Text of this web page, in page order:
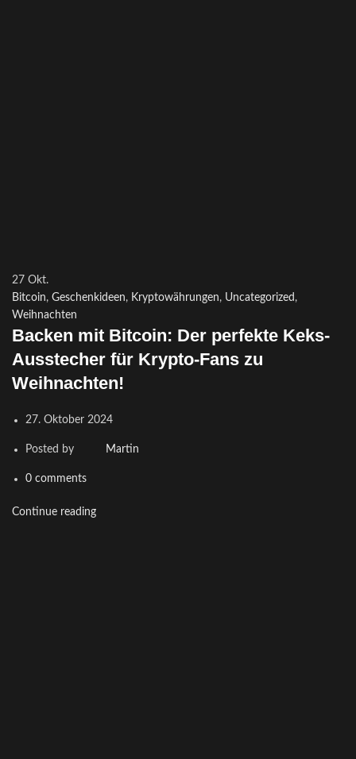
27 Okt.
Bitcoin, Geschenkideen, Kryptowährungen, Uncategorized ,
Weihnachten
Backen mit Bitcoin: Der perfekte Keks-
Ausstecher für Krypto-Fans zu
Weihnachten!
27. Oktober 2024
Posted by Martin
0 comments
Continue reading